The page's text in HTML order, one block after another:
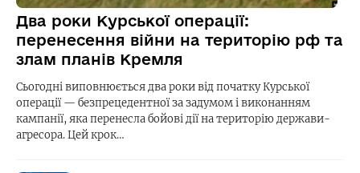
Два роки Курської операції:
перенесення війни на територію рф та
злам планів Кремля
Сьогодні виповнюється два роки від початку Курської
операції — безпрецедентної за задумом і виконанням
кампанії, яка перенесла бойові дії на територію держави-
агресора. Цей крок…